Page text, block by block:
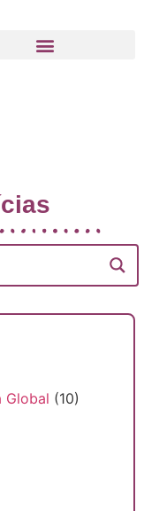
Global (10)